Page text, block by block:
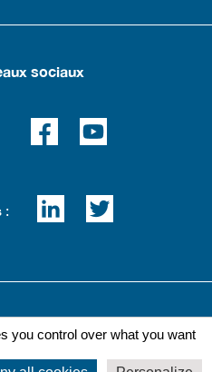
sociaux
:
you control over what you want